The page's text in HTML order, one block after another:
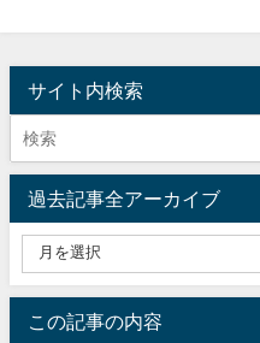
サイト内検索
過去記事全アーカイブ
この記事の内容